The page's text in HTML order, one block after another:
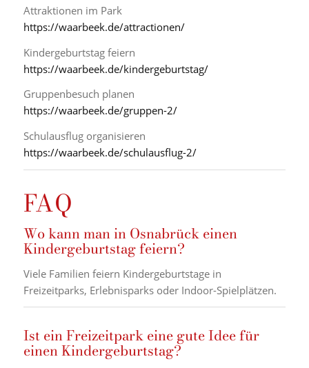
Attraktionen im Park
https://waarbeek.de/attractionen/
Kindergeburtstag feiern
https://waarbeek.de/kindergeburtstag/
Gruppenbesuch planen
https://waarbeek.de/gruppen-2/
Schulausflug organisieren
https://waarbeek.de/schulausflug-2/
FAQ
Wo kann man in Osnabrück einen
Kindergeburtstag feiern?
Viele Familien feiern Kindergeburtstage in
Freizeitparks, Erlebnisparks oder Indoor-Spielplätzen.
Ist ein Freizeitpark eine gute Idee für
einen Kindergeburtstag?